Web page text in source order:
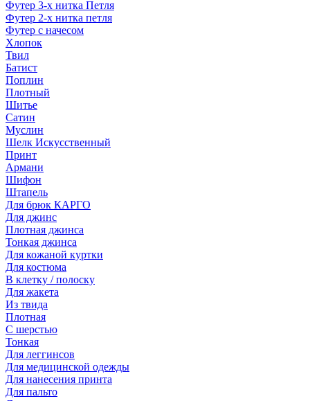
Футер 3-х нитка Петля
Футер 2-х нитка петля
Футер с начесом
Хлопок
Твил
Батист
Поплин
Плотный
Шитье
Сатин
Муслин
Шелк Искусственный
Принт
Армани
Шифон
Штапель
Для брюк КАРГО
Для джинс
Плотная джинса
Тонкая джинса
Для кожаной куртки
Для костюма
В клетку / полоску
Для жакета
Из твида
Плотная
С шерстью
Тонкая
Для леггинсов
Для медицинской одежды
Для нанесения принта
Для пальто